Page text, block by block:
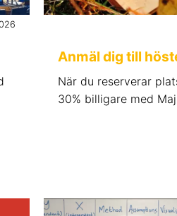
Anmäl dig till
När du reserverar
30% billigare med